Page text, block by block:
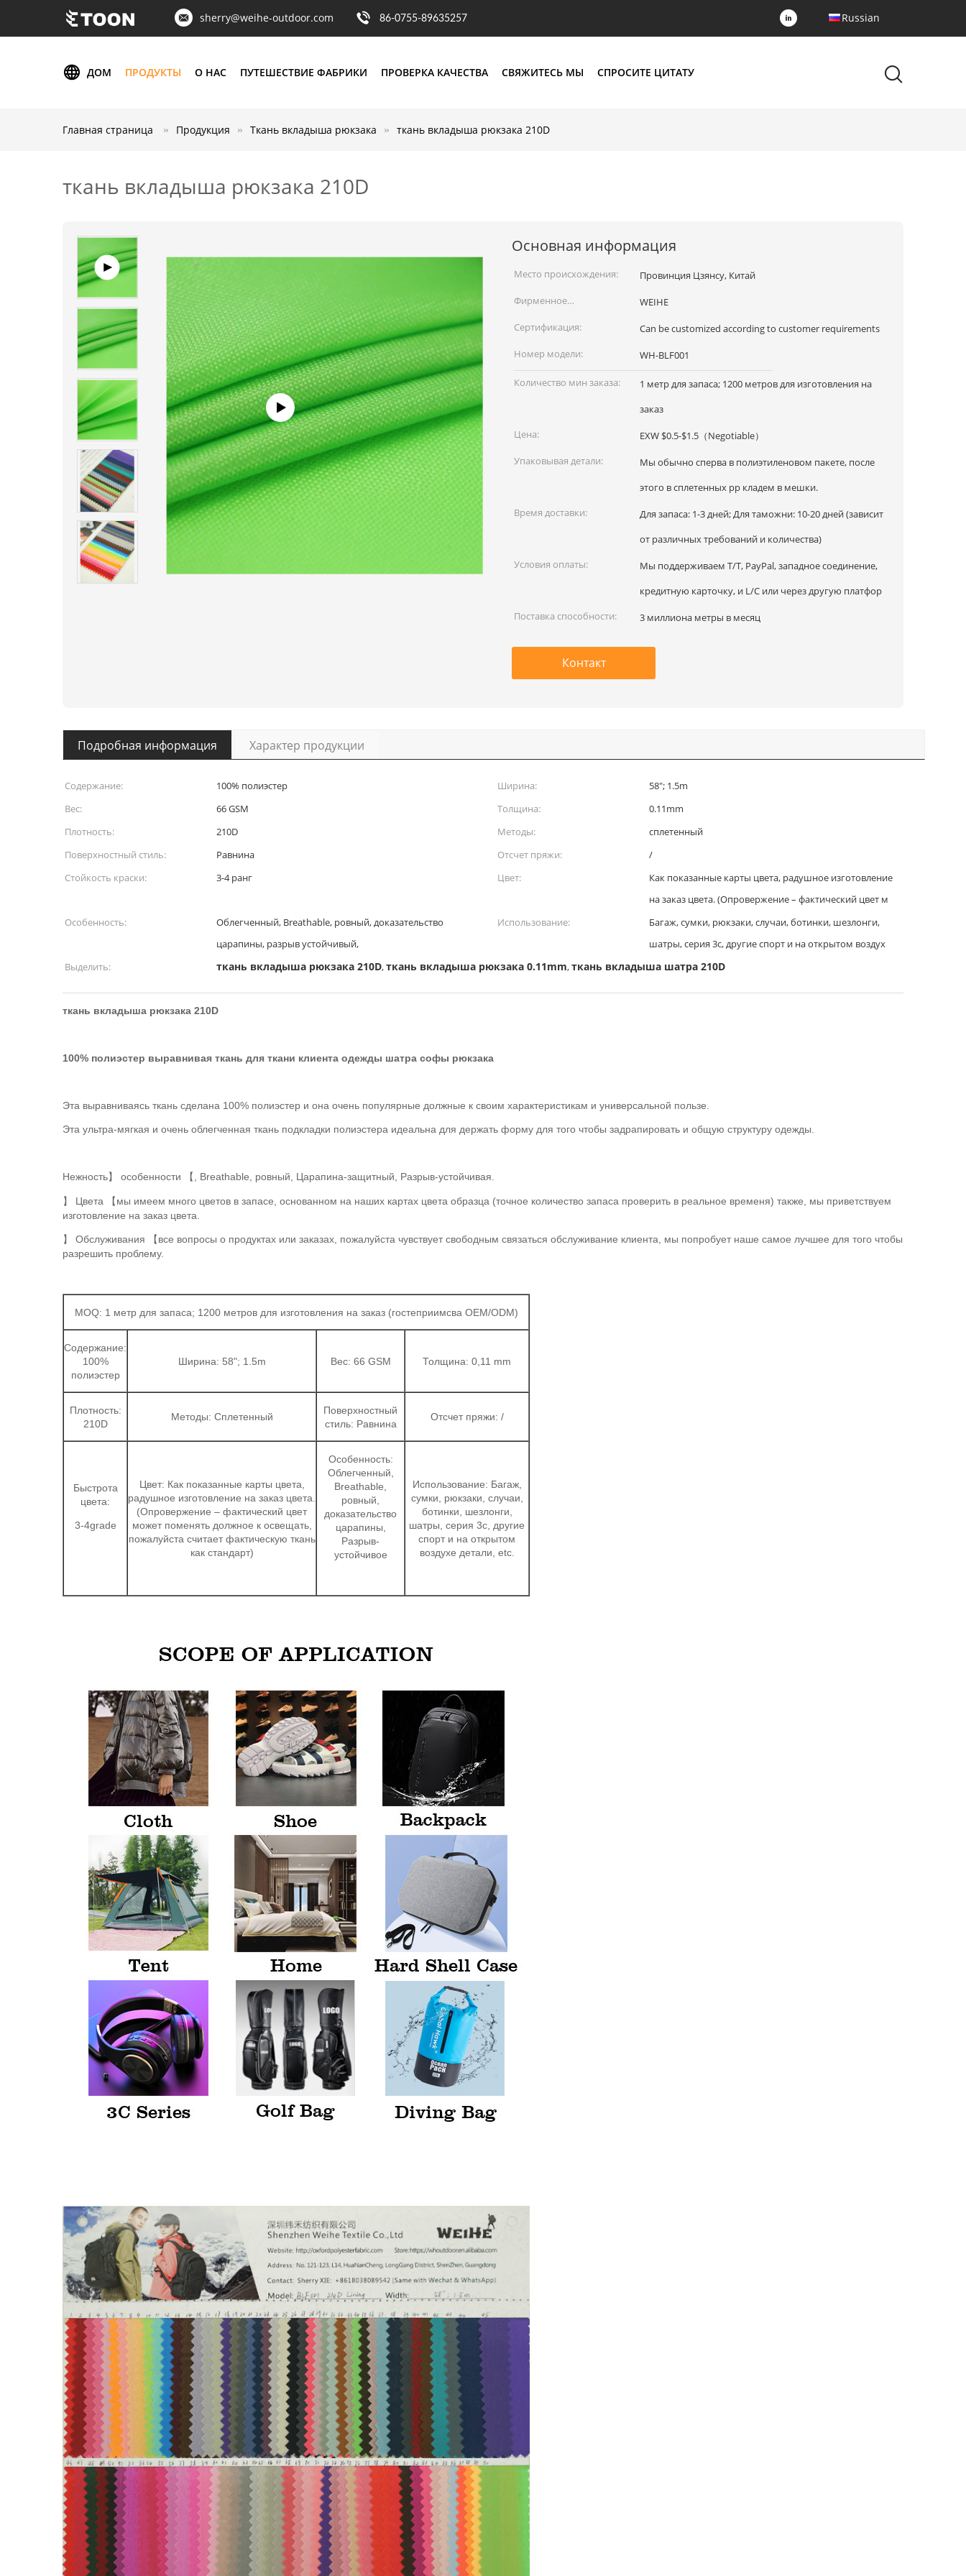
sherry@weihe-outdoor.com 86-0755-89635257 Russian
ДОМ ПРОДУКТЫ О НАС ПУТЕШЕСТВИЕ ФАБРИКИ ПРОВЕРКА КАЧЕСТВА СВЯЖИТЕСЬ МЫ СПРОСИТЕ ЦИТАТУ
Главная страница Продукция Ткань вкладыша рюкзака ткань вкладыша рюкзака 210D
ткань вкладыша рюкзака 210D
Основная информация
Место происхождения:
Провинция Цзянсу, Китай
Фирменное
наименование:
WEIHE
Сертификация:
Can be customized according to customer requirements
Номер модели:
WH-BLF001
Количество мин заказа:
1 метр для запаса; 1200 метров для изготовления на
заказ
Цена:
EXW $0.5-$1.5（Negotiable）
Упаковывая детали:
Мы обычно сперва в полиэтиленовом пакете, после
этого в сплетенных pp кладем в мешки.
Время доставки:
Для запаса: 1-3 дней; Для таможни: 10-20 дней (зависит
от различных требований и количества)
Условия оплаты:
Мы поддерживаем T/T, PayPal, западное соединение,
кредитную карточку, и L/C или через другую платфор
Поставка способности:
3 миллиона метры в месяц
Контакт
Подробная информация Характер продукции
Содержание: 100% полиэстер Ширина:
58"; 1.5m
Вес:
66 GSM Толщина:
0.11mm
Плотность:
210D Методы:
сплетенный
Поверхностный стиль:
Равнина Отсчет пряжи:
/
Стойкость краски:
3-4 ранг Цвет:
Как показанные карты цвета, радушное изготовление
на заказ цвета. (Опровержение – фактический цвет м
Особенность:
Облегченный, Breathable, ровный, доказательство
царапины, разрыв устойчивый,
Использование:
Багаж, сумки, рюкзаки, случаи, ботинки, шезлонги,
шатры, серия 3c, другие спорт и на открытом воздух
Выделить:
ткань вкладыша рюкзака 210D,ткань вкладыша рюкзака 0.11mm,ткань вкладыша шатра 210D
ткань вкладыша рюкзака 210D
100% полиэстер выравнивая ткань для ткани клиента одежды шатра софы рюкзака
Эта выравниваясь ткань сделана 100% полиэстер и она очень популярные должные к своим характеристикам и универсальной пользе.
Эта ультра-мягкая и очень облегченная ткань подкладки полиэстера идеальна для держать форму для того чтобы задрапировать и общую структуру одежды.
Нежность】 особенности 【, Breathable, ровный, Царапина-защитный, Разрыв-устойчивая.
】 Цвета 【мы имеем много цветов в запасе, основанном на наших картах цвета образца (точное количество запаса проверить в реальное временя) также, мы приветствуем
изготовление на заказ цвета.
】 Обслуживания 【все вопросы о продуктах или заказах, пожалуйста чувствует свободным связаться обслуживание клиента, мы попробует наше самое лучшее для того чтобы
разрешить проблему.
MOQ: 1 метр для запаса; 1200 метров для изготовления на заказ (гостеприимсва OEM/ODM)
Содержание:
100%
полиэстер
Ширина: 58"; 1.5m Вес: 66 GSM Толщина: 0,11 mm
Плотность:
210D
Методы: Сплетенный
Поверхностный
стиль: Равнина
Отсчет пряжи: /
Быстрота
цвета:
3-4grade
Цвет: Как показанные карты цвета,
радушное изготовление на заказ цвета.
(Опровержение – фактический цвет
может поменять должное к освещать,
пожалуйста считает фактическую ткань
как стандарт)
Особенность:
Облегченный,
Breathable,
ровный,
доказательство
царапины,
Разрыв-
устойчивое
Использование: Багаж,
сумки, рюкзаки, случаи,
ботинки, шезлонги,
шатры, серия 3c, другие
спорт и на открытом
воздухе детали, etc.